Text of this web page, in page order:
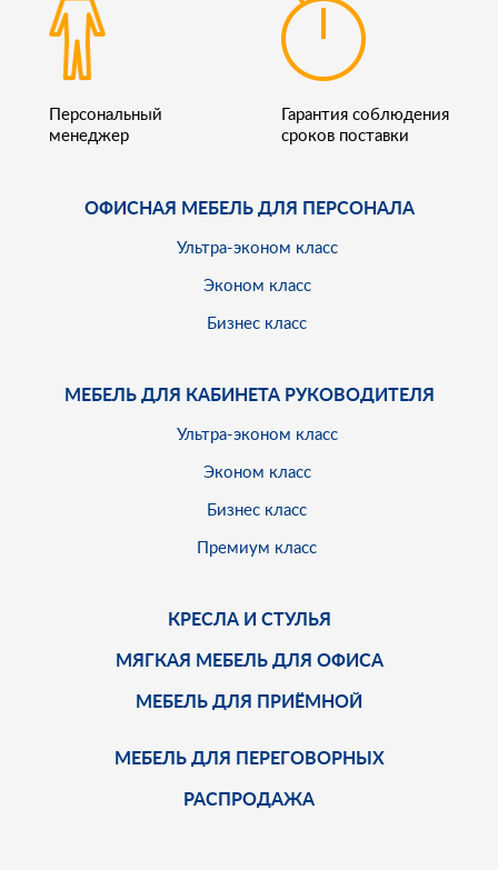
Персональный
менеджер
Гарантия соблюдения
сроков поставки
ОФИСНАЯ МЕБЕЛЬ ДЛЯ ПЕРСОНАЛА
Ультра-эконом класс
Эконом класс
Бизнес класс
МЕБЕЛЬ ДЛЯ КАБИНЕТА РУКОВОДИТЕЛЯ
Ультра-эконом класс
Эконом класс
Бизнес класс
Премиум класс
КРЕСЛА И СТУЛЬЯ
МЯГКАЯ МЕБЕЛЬ ДЛЯ ОФИСА
МЕБЕЛЬ ДЛЯ ПРИЁМНОЙ
МЕБЕЛЬ ДЛЯ ПЕРЕГОВОРНЫХ
РАСПРОДАЖА